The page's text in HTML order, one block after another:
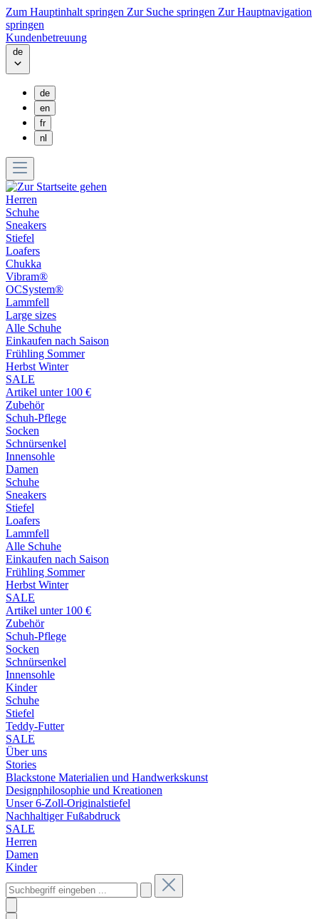
Zum Hauptinhalt springen Zur Suche springen Zur Hauptnavigation
springen
Kundenbetreuung
de
de
en
fr
nl
Herren
Schuhe
Sneakers
Stiefel
Loafers
Chukka
Vibram®
OCSystem®
Lammfell
Large sizes
Alle Schuhe
Einkaufen nach Saison
Frühling Sommer
Herbst Winter
SALE
Artikel unter 100 €
Zubehör
Schuh-Pflege
Socken
Schnürsenkel
Innensohle
Damen
Schuhe
Sneakers
Stiefel
Loafers
Lammfell
Alle Schuhe
Einkaufen nach Saison
Frühling Sommer
Herbst Winter
SALE
Artikel unter 100 €
Zubehör
Schuh-Pflege
Socken
Schnürsenkel
Innensohle
Kinder
Schuhe
Stiefel
Teddy-Futter
SALE
Über uns
Stories
Blackstone Materialien und Handwerkskunst
Designphilosophie und Kreationen
Unser 6-Zoll-Originalstiefel
Nachhaltiger Fußabdruck
SALE
Herren
Damen
Kinder